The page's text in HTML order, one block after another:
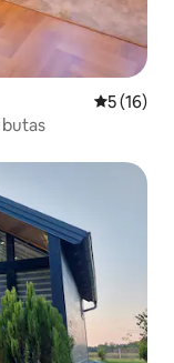
Vidutinis
5 (16)